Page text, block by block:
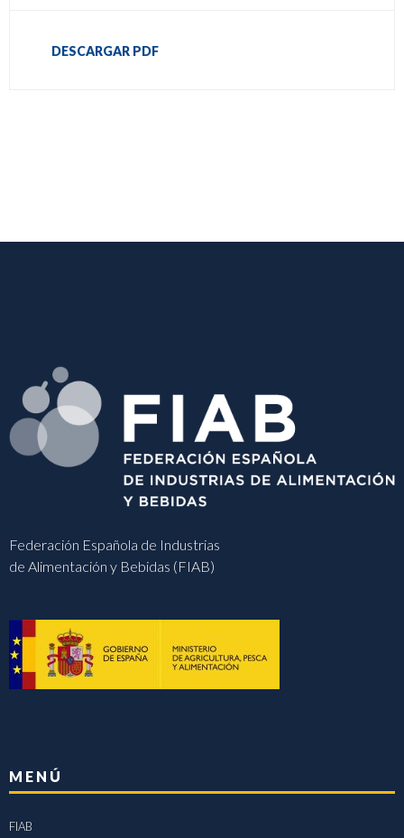
DESCARGAR PDF
Federación Española de Industrias
de Alimentación y Bebidas (FIAB)
MENÚ
FIAB